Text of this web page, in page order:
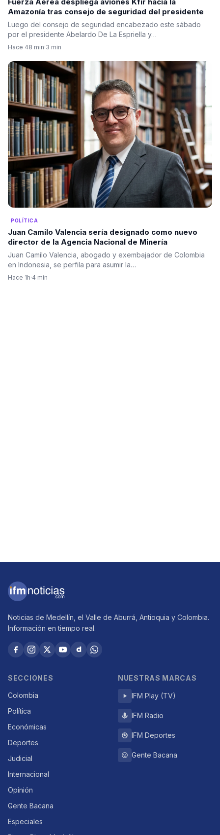
Amazonía tras consejo de seguridad del presidente
Luego del consejo de seguridad encabezado este sábado
por el presidente Abelardo De La Espriella y…
Hace 48 min·3 min
POLÍTICA
Juan Camilo Valencia sería designado como nuevo
director de la Agencia Nacional de Minería
Juan Camilo Valencia, abogado y exembajador de Colombia
en Indonesia, se perfila para asumir la…
Hace 1h·4 min
Noticias de Medellín, el Valle de Aburrá, Antioquia y Colombia.
Información en tiempo real.
SECCIONES
Colombia
Política
Económicas
Deportes
Judicial
Internacional
Opinión
Gente Bacana
Especiales
NUESTRAS MARCAS
IFM Play (TV)
IFM Radio
IFM Deportes
Gente Bacana